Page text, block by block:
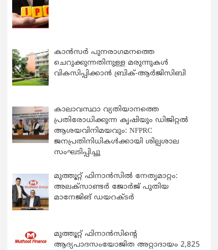
കാന്‍സര്‍ പുനരാഗമനത്തെ
ചെറുക്കുന്നതിനുള്ള മരുന്നുകള്‍
വികസിപ്പിക്കാന്‍ ബ്രിക്-ആര്‍ജിസിബി
കാലാവസ്ഥാ വ്യതിയാനത്തെ
പ്രതിരോധിക്കുന്ന കൃഷിയും ഡിജിറ്റൽ
ആശയവിനിമയവും: NFPRC
ജനപ്രതിനിധികൾക്കായി ശില്പശാല
സംഘടിപ്പിച്ചു
മുത്തൂറ്റ് ഫിനാൻസിൽ നേതൃമാറ്റം:
അലക്സാണ്ടർ ജോർജ് പുതിയ
മാനേജിങ് ഡയറക്ടർ
മുത്തൂറ്റ് ഫിനാൻസിന്റെ
ആദ്യപാദസംയോജിത അറ്റാദായം 2,825